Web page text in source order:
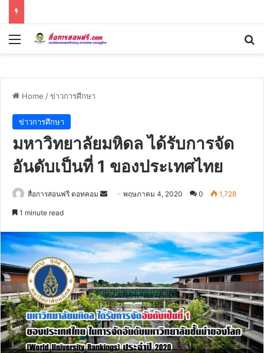
Menu
Home /ข่าวการศึกษา
ข่าวการศึกษา
มหาวิทยาลัยมหิดล ได้รับการจัด
อันดับเป็นที่ 1 ของประเทศไทย
สื่อการสอนฟรี ดอทคอม
Sendพฤษภาคม 4, 2020 0 1,728
1 minute read